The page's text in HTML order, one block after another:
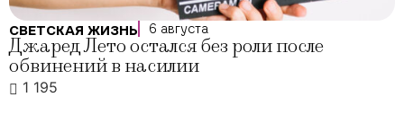
СВЕТСКАЯ ЖИЗНЬ 6 августа
Джаред Лето остался без роли после
обвинений в насилии
1 195